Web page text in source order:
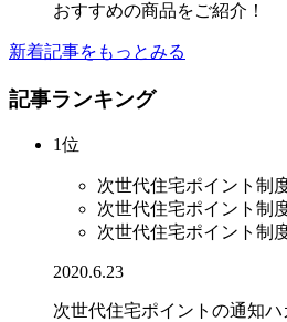
おすすめの商品をご紹介！
新着記事をもっとみる
記事ランキング
1位
次世代住宅ポイント制
次世代住宅ポイント制
次世代住宅ポイント制
2020.6.23
次世代住宅ポイントの通知